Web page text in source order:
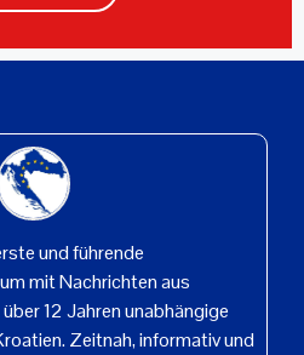
und führende
mit Nachrichten aus
12 Jahren unabhängige
Zeitnah, informativ und